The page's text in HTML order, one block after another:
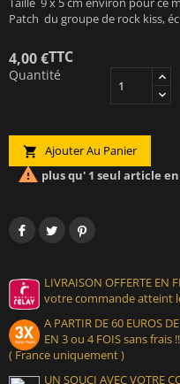
Patch du groupe de rock kiss,
4,00 €TTC
Quantité
 Ajouter Au Panier
 plus qu' 1 seul article
LIVRAISON OFFERTE EN
votre commande atteint
A PARTIR DE 60 EUROS
EN 3 ou 4 FOIS sans frais !!
( France uniquement )
UN SOUCI AVEC VOTRE